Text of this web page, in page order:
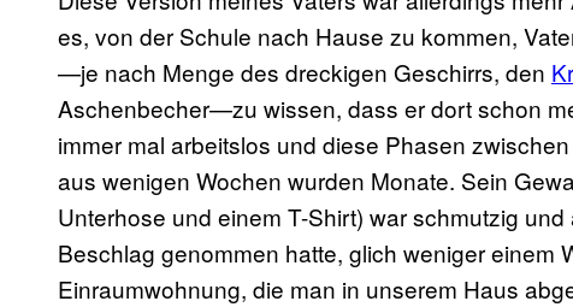
es, von der Schule nach Hause zu kommen,
—je nach Menge des dreckigen Geschirrs, den
Aschenbecher—zu wissen, dass er dort schon
immer mal arbeitslos und diese Phasen
aus wenigen Wochen wurden Monate. Sein
Unterhose und einem T-Shirt) war schmutzig
Beschlag genommen hatte, glich weniger einem
Einraumwohnung, die man in unserem Haus